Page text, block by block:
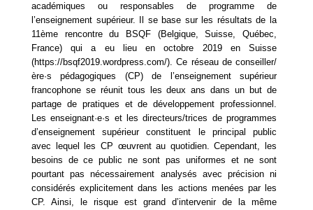
académiques ou responsables de programme de
l’enseignement supérieur. Il se base sur les résultats de la
11ème rencontre du BSQF (Belgique, Suisse, Québec,
France) qui a eu lieu en octobre 2019 en Suisse
(https://bsqf2019.wordpress.com/). Ce réseau de conseiller/
ère·s pédagogiques (CP) de l’enseignement supérieur
francophone se réunit tous les deux ans dans un but de
partage de pratiques et de développement professionnel.
Les enseignant·e·s et les directeurs/trices de programmes
d’enseignement supérieur constituent le principal public
avec lequel les CP œuvrent au quotidien. Cependant, les
besoins de ce public ne sont pas uniformes et ne sont
pourtant pas nécessairement analysés avec précision ni
considérés explicitement dans les actions menées par les
CP. Ainsi, le risque est grand d’intervenir de la même